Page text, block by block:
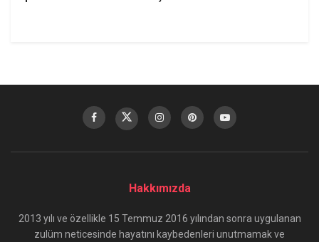
Hakkımızda
2013 yılı ve özellikle 15 Temmuz 2016 yılından sonra uygulanan
zulüm neticesinde hayatını kaybedenleri unutmamak ve